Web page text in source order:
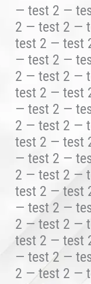
— test 2 —
2 — test 2 —
test 2 — test
— test 2 —
2 — test 2 —
test 2 — test
— test 2 —
2 — test 2 —
test 2 — test
— test 2 —
2 — test 2 —
test 2 — test
— test 2 —
2 — test 2 —
test 2 — test
— test 2 —
2 — test 2 —